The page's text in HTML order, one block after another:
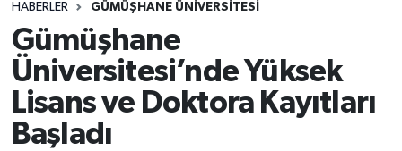
HABERLER GÜMÜŞHANE ÜNIVERSITESI
Gümüşhane
Üniversitesi’nde Yüksek
Lisans ve Doktora Kayıtları
Başladı
Süper Lig Puan Durumu ve Fikstür
Tüm Manşetler
Son Dakika Haberleri